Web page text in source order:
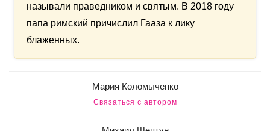
называли праведником и святым. В 2018 году
папа римский причислил Гааза к лику
блаженных.
Мария Коломыченко
Связаться с автором